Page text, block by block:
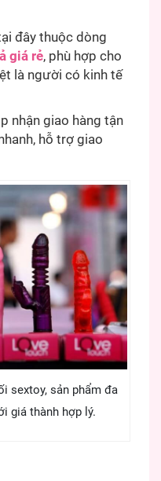
đây thuộc dòng
giá rẻ, phù hợp cho
là người có kinh tế
nhận giao hàng tận
hỗ trợ giao
sextoy, sản phẩm đa
giá thành hợp lý.